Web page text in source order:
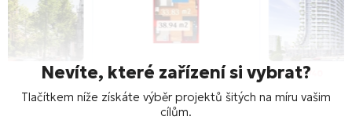
Nevíte, které zařízení si vybrat?
Tlačítkem níže získáte výběr projektů šitých na míru vašim
cílům.